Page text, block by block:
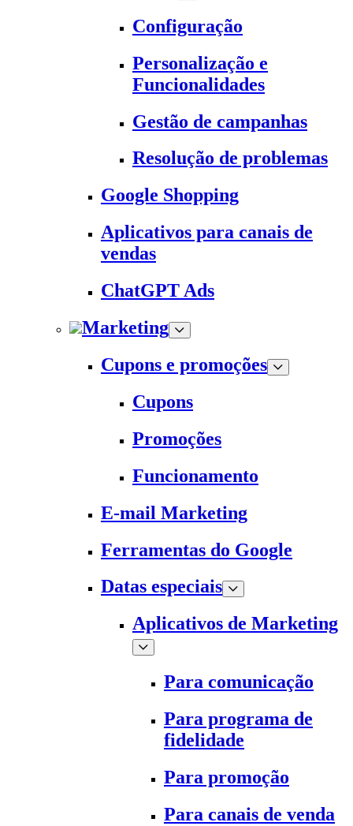
Configuração
Personalização e
Funcionalidades
Gestão de campanhas
Resolução de problemas
Google Shopping
Aplicativos para canais de
vendas
ChatGPT Ads
Marketing
Cupons e promoções
Cupons
Promoções
Funcionamento
E-mail Marketing
Ferramentas do Google
Datas especiais
Aplicativos de Marketing
Para comunicação
Para programa de
fidelidade
Para promoção
Para canais de venda